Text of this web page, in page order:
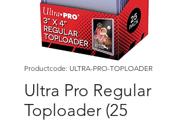
Productcode: ULTRA-PRO-TOPLOADER
Ultra Pro Regular
Toploader (25